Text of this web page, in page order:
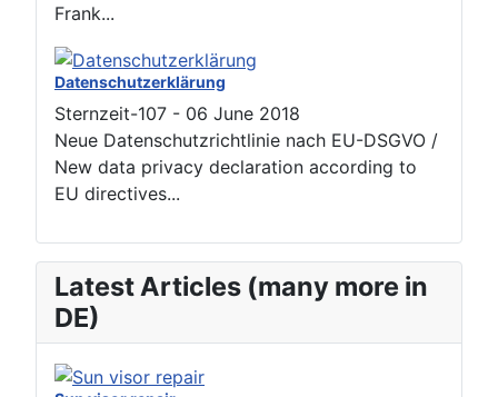
Frank...
Datenschutzerklärung
Sternzeit-107 - 06 June 2018
Neue Datenschutzrichtlinie nach EU-DSGVO /
New data privacy declaration according to
EU directives...
Latest Articles (many more in
DE)